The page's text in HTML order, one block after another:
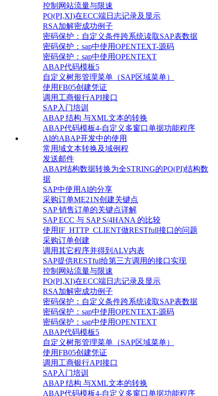
控制网站流量与限速
PO(PI,XI)在ECC端日志记录及显示
RSA加解密成功例子
密码保护：自定义条件跨系统读取SAP表数据
密码保护：sap中使用OPENTEXT-源码
密码保护：sap中使用OPENTEXT
ABAP代码模板5
自定义树形管理菜单（SAP区域菜单）
使用FB05创建凭证
调用工商银行API接口
SAP入门培训
ABAP 结构 与XML文本的转换
ABAP代码模板4-自定义多窗口单据功能程序
AI的ABAP开发中的使用
常用域文本转换及域例程
发送邮件
ABAP结构数据转换为全STRING的PO(PI)结构数
据
SAP中使用AI的分享
采购订单ME21N创建关键点
SAP 销售订单的关键点详解
SAP ECC 与 SAP S/4HANA 的比较
使用IF_HTTP_CLIENT做RESTfull接口的问题
采购订单创建
调用其它程序并得到ALV内表
SAP提供RESTful给第三方调用的接口实现
控制网站流量与限速
PO(PI,XI)在ECC端日志记录及显示
RSA加解密成功例子
密码保护：自定义条件跨系统读取SAP表数据
密码保护：sap中使用OPENTEXT-源码
密码保护：sap中使用OPENTEXT
ABAP代码模板5
自定义树形管理菜单（SAP区域菜单）
使用FB05创建凭证
调用工商银行API接口
SAP入门培训
ABAP 结构 与XML文本的转换
ABAP代码模板4-自定义多窗口单据功能程序